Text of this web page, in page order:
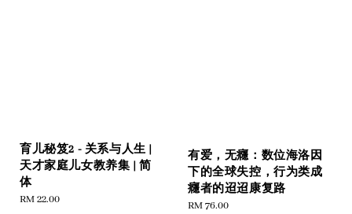
育儿秘笈2 - 关系与人生 |
天才家庭儿女教养集 | 简
体
Regular
RM 22.00
有爱，无癮：数位海洛因
下的全球失控，行为类成
癮者的迢迢康复路
Regular
RM 76.00